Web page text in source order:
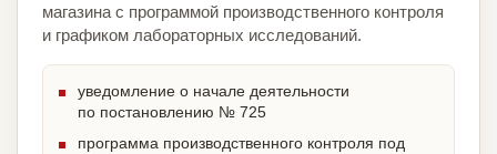
магазина с программой производственного контроля
и графиком лабораторных исследований.
уведомление о начале деятельности
по постановлению № 725
программа производственного контроля под